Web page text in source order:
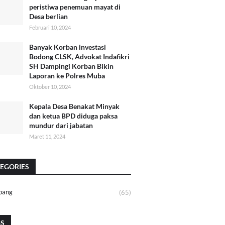
peristiwa penemuan mayat di
Desa berlian
Februari 10, 2024
Banyak Korban investasi
Bodong CLSK, Advokat Indafikri
SH Dampingi Korban Bikin
Laporan ke Polres Muba
Oktober 10, 2024
Kepala Desa Benakat Minyak
dan ketua BPD diduga paksa
mundur dari jabatan
Maret 11, 2024
(65)